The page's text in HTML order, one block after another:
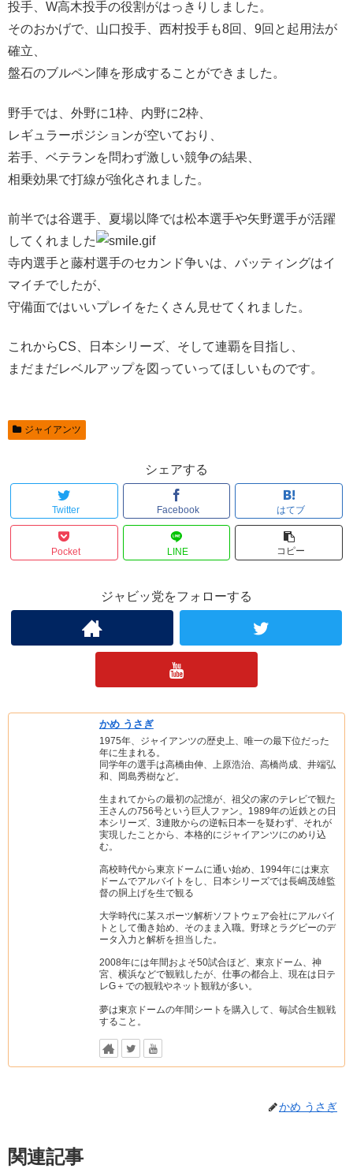
投手、W高木投手の役割がはっきりしました。
そのおかげで、山口投手、西村投手も8回、9回と起用法が
確立、
盤石のブルペン陣を形成することができました。
野手では、外野に1枠、内野に2枠、
レギュラーポジションが空いており、
若手、ベテランを問わず激しい競争の結果、
相乗効果で打線が強化されました。
前半では谷選手、夏場以降では松本選手や矢野選手が活躍
してくれました
寺内選手と藤村選手のセカンド争いは、バッティングはイ
マイチでしたが、
守備面ではいいプレイをたくさん見せてくれました。
これからCS、日本シリーズ、そして連覇を目指し、
まだまだレベルアップを図っていってほしいものです。
ジャイアンツ
シェアする
Twitter Facebook はてブ
Pocket LINE コピー
ジャビッ党をフォローする
かめ うさぎ
1975年、ジャイアンツの歴史上、唯一の最下位だった
年に生まれる。
同学年の選手は高橋由伸、上原浩治、高橋尚成、井端弘
和、岡島秀樹など。
生まれてからの最初の記憶が、祖父の家のテレビで観た
王さんの756号という巨人ファン。1989年の近鉄との日
本シリーズ、3連敗からの逆転日本一を疑わず、それが
実現したことから、本格的にジャイアンツにのめり込
む。
高校時代から東京ドームに通い始め、1994年には東京
ドームでアルバイトをし、日本シリーズでは長嶋茂雄監
督の胴上げを生で観る
大学時代に某スポーツ解析ソフトウェア会社にアルバイ
トとして働き始め、そのまま入職。野球とラグビーのデ
ータ入力と解析を担当した。
2008年には年間およそ50試合ほど、東京ドーム、神
宮、横浜などで観戦したが、仕事の都合上、現在は日テ
レG＋での観戦やネット観戦が多い。
夢は東京ドームの年間シートを購入して、毎試合生観戦
すること。
かめ うさぎ
関連記事